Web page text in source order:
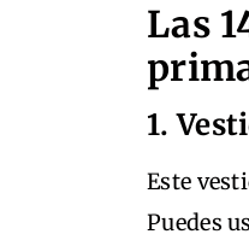
Las
1.
Este
Puedes